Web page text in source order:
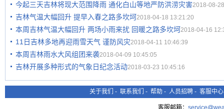
今起三天吉林将现大范围降雨 通化白山等地严防洪涝灾害2018-08-
吉林气温大幅回升 提早入春之路多坎坷2018-04-18 13:21:20
本周吉林气温大幅回升 两场小雨来扰 回暖之路多坎坷2018-04-16
11日吉林多地再迎雨雪天气 谨防风灾2018-04-11 10:46:39
本周吉林雨水大风组团来袭2018-04-09 10:45:05
吉林开展多种形式的气象日纪念活动2018-03-23 10:45:16
关于我们 - 联系我们 - 帮助 - 人员招聘 - 客服中心
客服邮箱：